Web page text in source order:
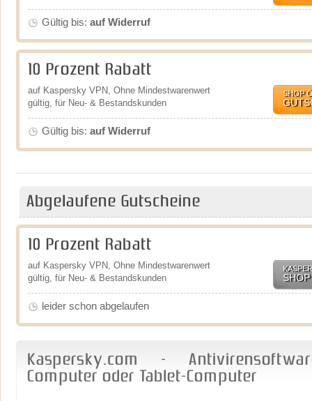
Gültig bis: auf Widerruf
10 Prozent Rabatt
auf Kaspersky VPN, Ohne Mindestwarenwert
gültig, für Neu- & Bestandskunden
SHOP
Gültig bis: auf Widerruf
Abgelaufene Gutscheine
10 Prozent Rabatt
auf Kaspersky VPN, Ohne Mindestwarenwert
gültig, für Neu- & Bestandskunden
leider schon abgelaufen
Kaspersky.com -
Computer oder Tablet-Computer